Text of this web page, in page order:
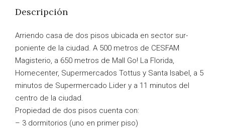
Descripción
Arriendo casa de dos pisos ubicada en sector sur-
poniente de la ciudad. A 500 metros de CESFAM
Magisterio, a 650 metros de Mall Go! La Florida,
Homecenter, Supermercados Tottus y Santa Isabel, a 5
minutos de Supermercado Lider y a 11 minutos del
centro de la ciudad.
Propiedad de dos pisos cuenta con:
– 3 dormitorios (uno en primer piso)